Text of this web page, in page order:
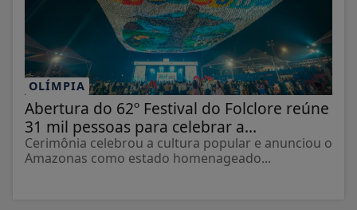
OLÍMPIA
Abertura do 62º Festival do Folclore reúne
31 mil pessoas para celebrar a...
Cerimônia celebrou a cultura popular e anunciou o
Amazonas como estado homenageado...